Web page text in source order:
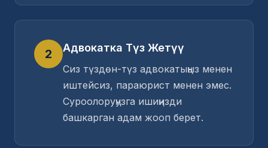
2 Адвокатка Түз Жетүү
Сиз түздөн-түз адвокатыңыз менен
иштейсиз, параюрист менен эмес.
Суроолоруңузга ишиңизди
башкарган адам жооп берет.